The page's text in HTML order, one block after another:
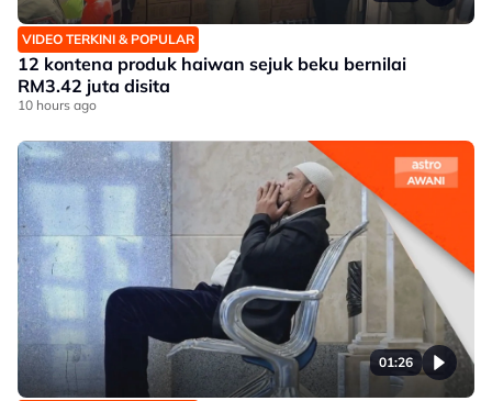
VIDEO TERKINI & POPULAR
12 kontena produk haiwan sejuk beku bernilai
RM3.42 juta disita
10 hours ago
01:26